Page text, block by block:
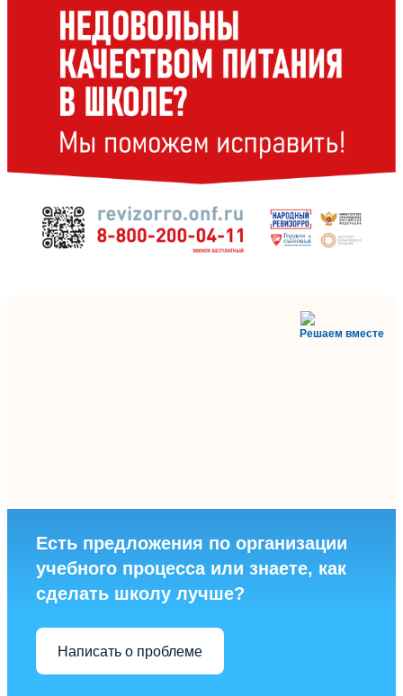
Решаем вместе
Есть предложения по организации
учебного процесса или знаете, как
сделать школу лучше?
Написать о проблеме